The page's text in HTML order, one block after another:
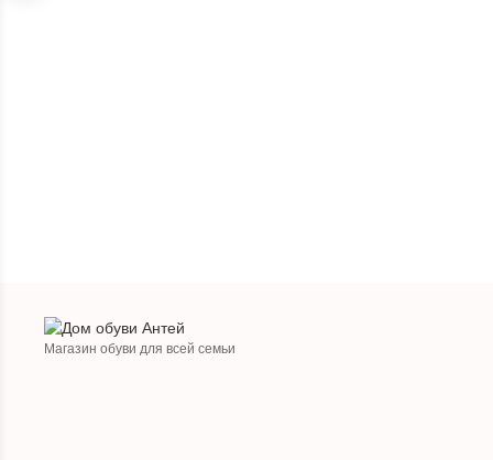
Магазин обуви для всей семьи